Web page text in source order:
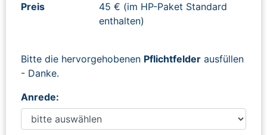
Preis
45 € (im HP-Paket Standard
enthalten)
Bitte die hervorgehobenen Pflichtfelder ausfüllen
- Danke.
Anrede: